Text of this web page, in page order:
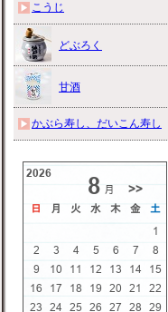
こうじ
どぶろく
甘酒
かぶら寿し、だいこん寿し